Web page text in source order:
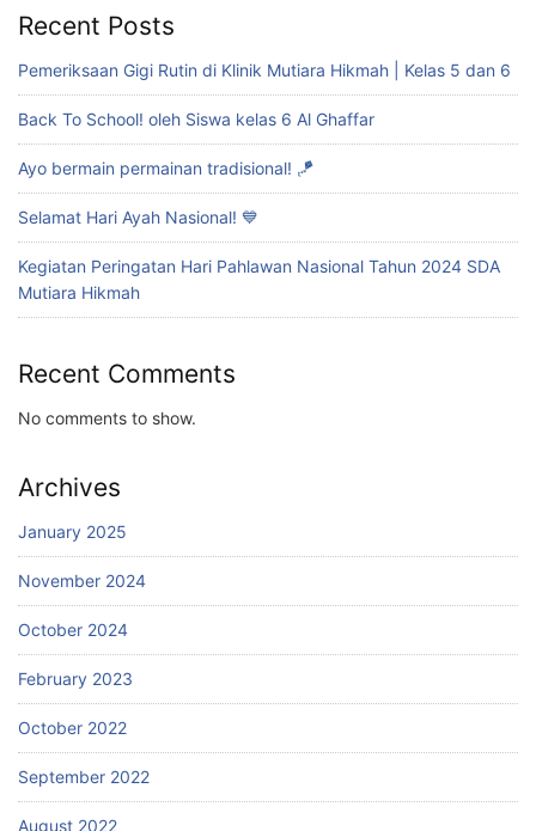
Recent Posts
Pemeriksaan Gigi Rutin di Klinik Mutiara Hikmah | Kelas 5 dan 6
Back To School! oleh Siswa kelas 6 Al Ghaffar
Ayo bermain permainan tradisional! 🪁
Selamat Hari Ayah Nasional! 💙
Kegiatan Peringatan Hari Pahlawan Nasional Tahun 2024 SDA
Mutiara Hikmah
Recent Comments
No comments to show.
Archives
January 2025
November 2024
October 2024
February 2023
October 2022
September 2022
August 2022